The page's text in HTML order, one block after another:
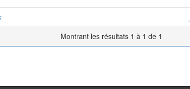
Montrant les résultats 1 à 1 de 1